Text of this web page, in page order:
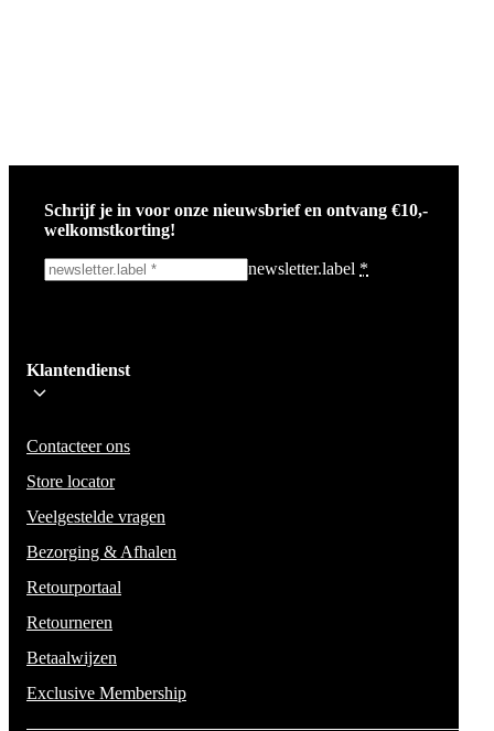
Schrijf je in voor onze nieuwsbrief en ontvang €10,-
welkomstkorting!
newsletter.label *
Wees op de hoogte voor het laatste nieuws, campagnes en acties. We
mail niet delen en geen spam verzenden.
Klantendienst
Contacteer ons
Store locator
Veelgestelde vragen
Bezorging & Afhalen
Retourportaal
Retourneren
Betaalwijzen
Exclusive Membership